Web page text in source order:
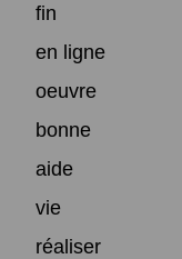
fin
en ligne
oeuvre
bonne
aide
vie
réaliser